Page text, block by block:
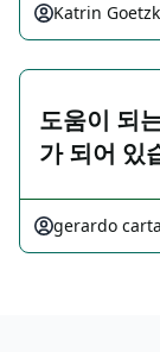
Katrin
도움이 되
가 되어 있
gerardo